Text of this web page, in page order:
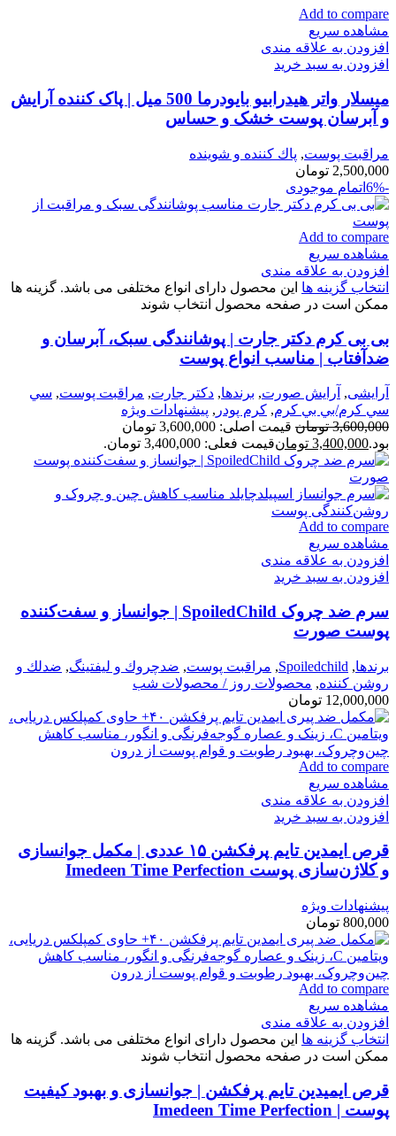
Add to compare
مشاهده سریع
افزودن به علاقه مندی
افزودن به سبد خرید
میسلار واتر هیدرابیو بایودرما 500 میل | پاک کننده آرایش
و آبرسان پوست خشک و حساس
مراقبت پوست, پاك كننده و شوينده
2,500,000 تومان
-6%
اتمام موجودی
Add to compare
مشاهده سریع
افزودن به علاقه مندی
انتخاب گزینه ها این محصول دارای انواع مختلفی می باشد. گزینه ها
ممکن است در صفحه محصول انتخاب شوند
بی بی کرم دکتر جارت | پوشانندگی سبک، آبرسان و
ضدآفتاب | مناسب انواع پوست
آرایشی, آرايش صورت, برندها, دكتر جارت, مراقبت پوست, سي
سي كرم/بي بي كرم, كرم پودر , پیشنهادات ویژه
3,600,000 تومان
قیمت اصلی: 3,600,000 تومان
بود.3,400,000 تومانقیمت فعلی: 3,400,000 تومان.
Add to compare
مشاهده سریع
افزودن به علاقه مندی
افزودن به سبد خرید
سرم ضد چروک SpoiledChild | جوانساز و سفت‌کننده
پوست صورت
برندها,
Spoiledchild
, مراقبت پوست, ضدچروك و ليفتينگ, ضدلك و
روشن كننده, محصولات روز / محصولات شب
12,000,000 تومان
Add to compare
مشاهده سریع
افزودن به علاقه مندی
افزودن به سبد خرید
قرص ایمدین تایم پرفکشن ۱۵ عددی | مکمل جوانسازی
و کلاژن‌سازی پوست Imedeen Time Perfection
پیشنهادات ویژه
800,000 تومان
Add to compare
مشاهده سریع
افزودن به علاقه مندی
انتخاب گزینه ها این محصول دارای انواع مختلفی می باشد. گزینه ها
ممکن است در صفحه محصول انتخاب شوند
قرص ایمیدین تایم پرفکشن | جوانسازی و بهبود کیفیت
پوست | Imedeen Time Perfection